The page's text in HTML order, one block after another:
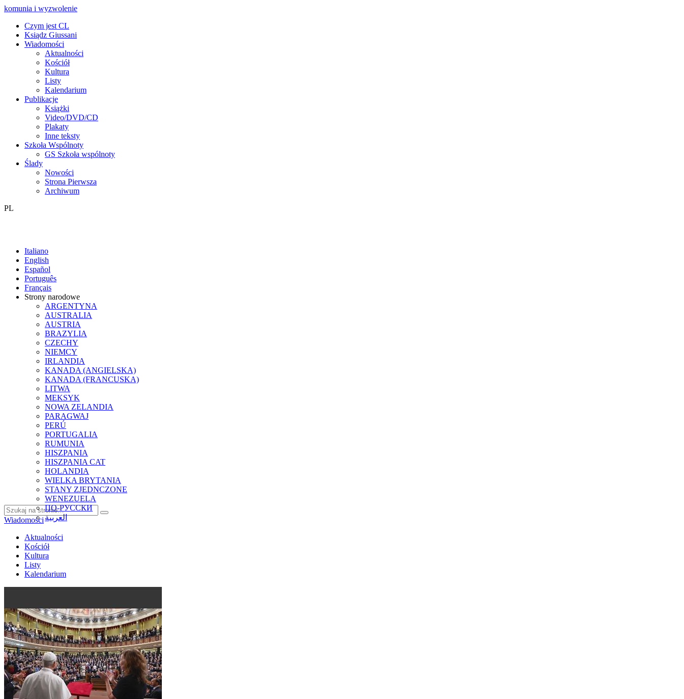
komunia i wyzwolenie
Czym jest CL
Ksiądz Giussani
Wiadomości
Aktualności
Kościół
Kultura
Listy
Kalendarium
Publikacje
Książki
Video/DVD/CD
Plakaty
Inne teksty
Szkoła Wspólnoty
GS Szkoła wspólnoty
Ślady
Nowości
Strona Pierwsza
Archiwum
PL
Italiano
English
Español
Português
Français
Strony narodowe
ARGENTYNA
AUSTRALIA
AUSTRIA
BRAZYLIA
CZECHY
NIEMCY
IRLANDIA
KANADA (ANGIELSKA)
KANADA (FRANCUSKA)
LITWA
MEKSYK
NOWA ZELANDIA
PARAGWAJ
PERÚ
PORTUGALIA
RUMUNIA
HISZPANIA
HISZPANIA CAT
HOLANDIA
WIELKA BRYTANIA
STANY ZJEDNCZONE
WENEZUELA
ПО-РУССКИ
العربيةWiadomości
Aktualności
Kościół
Kultura
Listy
Kalendarium